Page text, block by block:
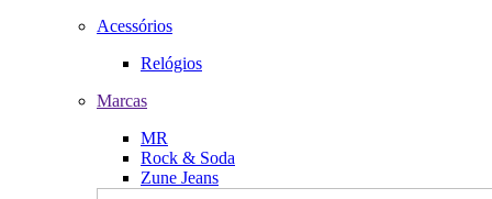
Acessórios
Relógios
Marcas
MR
Rock & Soda
Zune Jeans